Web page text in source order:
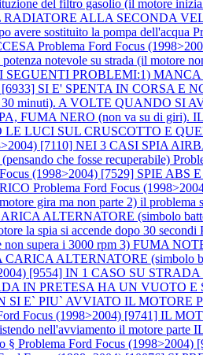
del filtro gasolio (il motore
RADIATORE ALLA SECONDA
sostituito la pompa dell'acqua
Problema Ford Focus
notevole su strada (il motore
SEGUENTI PROBLEMI:1)
[6933] SI E' SPENTA IN CORSA E
30 minuti). A VOLTE QUANDO SI
FUMA NERO (non va su di giri).
LE LUCI SUL CRUSCOTTO E
[7110] NEI 3 CASI SPIA
che fosse recuperabile)
(1998>2004) [7529] SPIE ABS
Problema Ford Focus
gira ma non parte 2) il problema
ALTERNATORE (simbolo
la spia si accende dopo 30 secondi
supera i 3000 rpm 3) FUMA
ALTERNATORE (simbolo
[9554] IN 1 CASO SU
IN PRETESA HA UN VUOTO
SI E` PIU` AVVIATO IL MOTORE
Focus (1998>2004) [9741] IL
nell'avviamento il motore
§ Problema Ford Focus (1998>2004)